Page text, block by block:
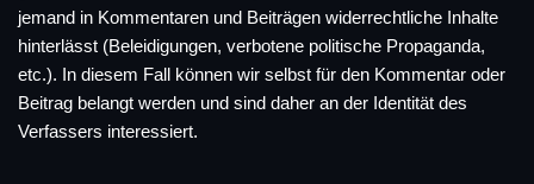
jemand in Kommentaren und Beiträgen widerrechtliche Inhalte
hinterlässt (Beleidigungen, verbotene politische Propaganda,
etc.). In diesem Fall können wir selbst für den Kommentar oder
Beitrag belangt werden und sind daher an der Identität des
Verfassers interessiert.